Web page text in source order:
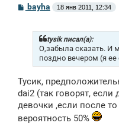
С
о
bayha 18 янв 2011, 12:34
tysik писал(а):
О,забыла сказать. И
поздно вечером (я
Тусик,
dai2 (так говорят,
девочки ,если после
вероятность 50%